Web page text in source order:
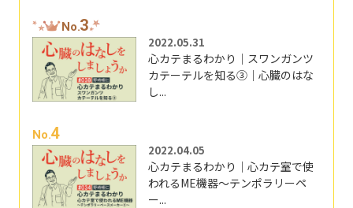
No.3
2022.05.31
心カテまるわかり｜スワンガンツ
カテーテルを知る③｜心臓のはな
し...
No.4
2022.04.05
心カテまるわかり｜心カテ室で使
われるME機器～テンポラリーペ
ー...